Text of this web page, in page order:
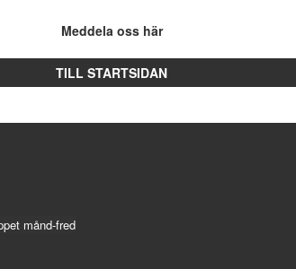
Meddela oss här
TILL STARTSIDAN
månd-fred